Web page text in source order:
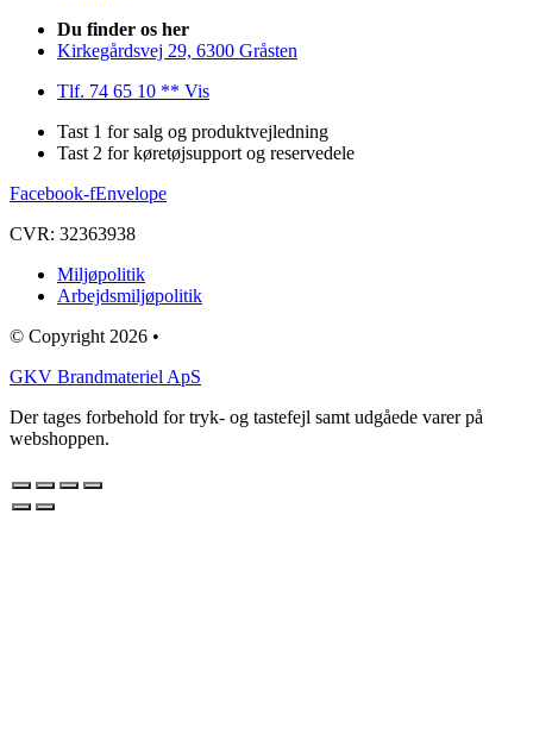
Du finder os her
Kirkegårdsvej 29, 6300 Gråsten
Tlf. 74 65 10 ** Vis
Tast 1 for salg og produktvejledning
Tast 2 for køretøjsupport og reservedele
Facebook-fEnvelope
CVR: 32363938
Miljøpolitik
Arbejdsmiljøpolitik
© Copyright 2026 •
GKV Brandmateriel ApS
Der tages forbehold for tryk- og tastefejl samt udgåede varer på
webshoppen.